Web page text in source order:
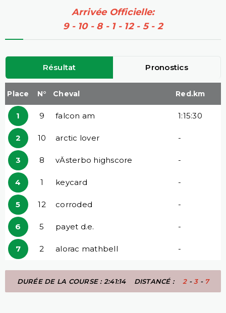
Arrivée Officielle:
9 - 10 - 8 - 1 - 12 - 5 - 2
Résultat Pronostics
Place N° Cheval Red.km
1 9 falcon am 1:15:30
2 10 arctic lover -
3 8 vÄsterbo highscore -
4 1 keycard -
5 12 corroded -
6 5 payet d.e. -
7 2 alorac mathbell -
DURÉE DE LA COURSE : 2:41:14 DISTANCÉ : 2-3- 7